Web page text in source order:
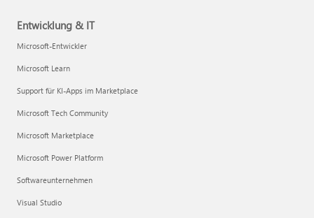
Entwicklung & IT
Microsoft-Entwickler
Microsoft Learn
Support für KI-Apps im Marketplace
Microsoft Tech Community
Microsoft Marketplace
Microsoft Power Platform
Softwareunternehmen
Visual Studio